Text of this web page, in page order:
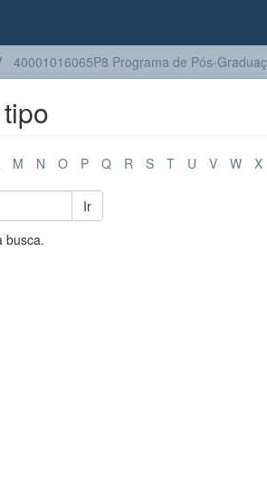
40001016065P8 Programa de Pós-
M N O P Q R S T U V W X
Ir
busca.